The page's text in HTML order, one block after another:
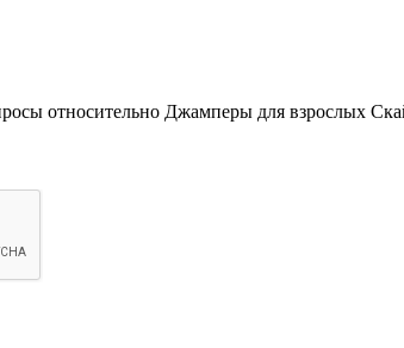
относительно Джамперы для взрослых